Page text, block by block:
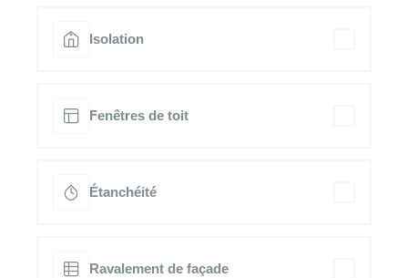
Isolation
Fenêtres de toit
Étanchéité
Ravalement de façade